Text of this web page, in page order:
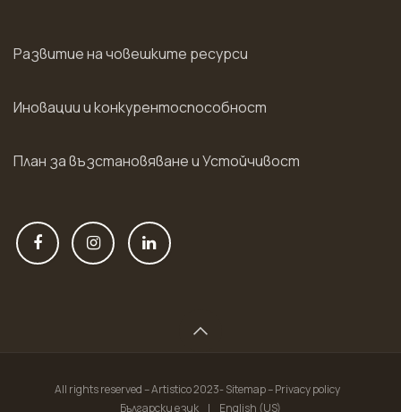
Развитие на човешките ресурси
Иновации и конкурентоспособност
План за възстановяване и Устойчивост
All rights reserved – Artistico 2023- Sitemap – Privacy policy
Български език
| English (US)